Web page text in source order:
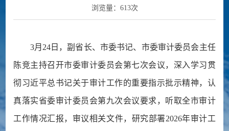
浏览量： 613次
3月24日，副省长、市委书记、市委审计委员会主任
陈竞主持召开市委审计委员会第七次会议，深入学习贯
彻习近平总书记关于审计工作的重要指示批示精神，认
真落实省委审计委员会第九次会议要求，听取全市审计
工作情况汇报，审议相关文件，研究部署2026年审计工